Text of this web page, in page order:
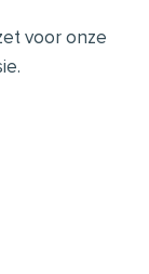
voor onze